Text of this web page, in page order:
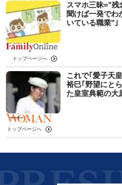
スマホ三昧="
聞けば一発でわ
いている職業"｣
トップページへ
これで｢愛子天
裕巳｢野望にと
た皇室典範の大
トップページへ